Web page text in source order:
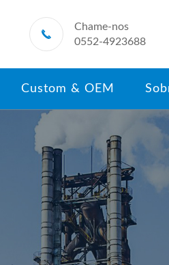

Chame-nos
0552-4923688
Custom & OEM